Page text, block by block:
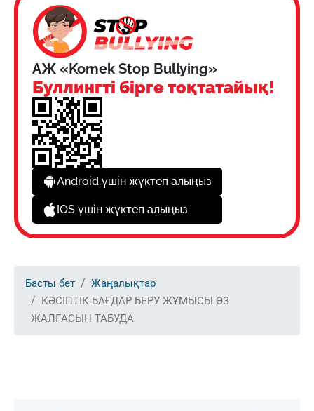
АЖ «Komek Stop Bullying»
Буллингті бірге тоқтатайық!
Android үшін жүктеп алыңыз
IOS үшін жүктеп алыңыз
Басты бет
Жаңалықтар
КӘСІПТІК БАҒДАР БЕРУ ЖҰМЫСЫ ӨЗ
ЖАЛҒАСЫН ТАБУДА